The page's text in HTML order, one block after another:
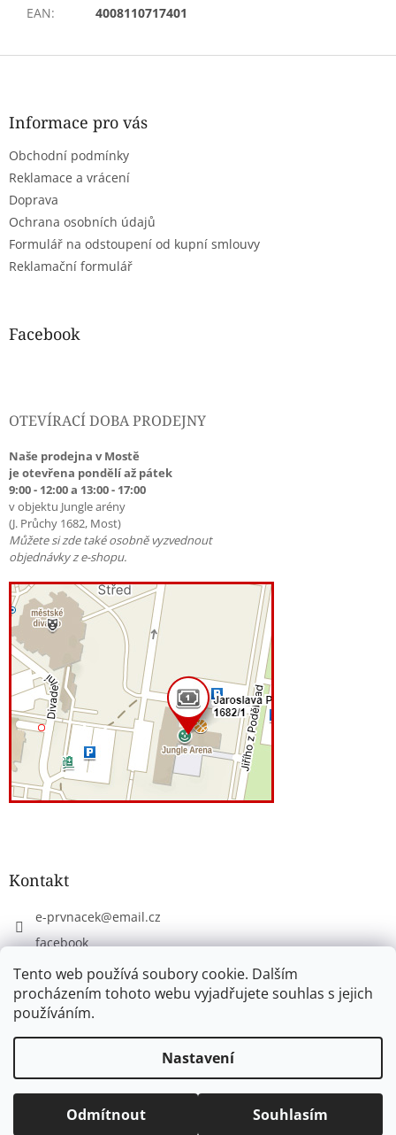
Tento web používá soubory cookie. Dalším
procházením tohoto webu vyjadřujete souhlas s jejich
používáním.
Nastavení
Odmítnout Souhlasím
EAN: 4008110717401
Z
Informace pro vás
Obchodní podmínky
Reklamace a vrácení
Doprava
Ochrana osobních údajů
Formulář na odstoupení od kupní smlouvy
Reklamační formulář
Facebook
OTEVÍRACÍ DOBA PRODEJNY
Naše prodejna v Mostě
je otevřena pondělí až pátek
9:00 - 12:00 a 13:00 - 17:00
v objektu Jungle arény
(J. Průchy 1682, Most)
Můžete si zde také osobně vyzvednout
objednávky z e-shopu.
Kontakt
e-prvnacek@email.cz
facebook
eprvnacek
Copyright 2026www.e-prvnacek.cz. Všechna práva